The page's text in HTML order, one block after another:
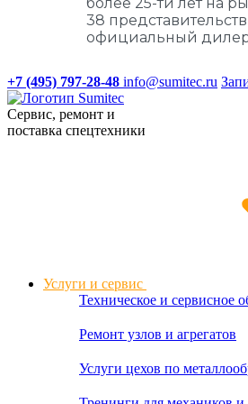
38
официальный
+7 (495) 797-28-48 info@sumitec.ru
Сервис, ремонт и
поставка спецтехники
Услуги и сервис
Техническое и сервисное
Ремонт узлов и агрегатов
Услуги цехов по